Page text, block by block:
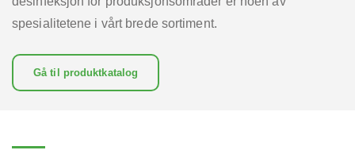
spesialitetene i vårt brede sortiment.
Gå til produktkatalog